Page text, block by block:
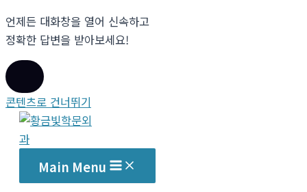
언제든 대화창을 열어 신속하고
정확한 답변을 받아보세요!
콘텐츠로 건너뛰기
Main Menu